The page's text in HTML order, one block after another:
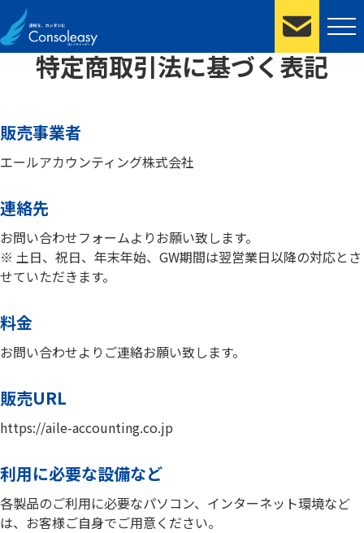
特定商取引法に基づく表記
販売事業者
エールアカウンティング株式会社
連絡先
お問い合わせフォームよりお願い致します。
※ 土日、祝日、年末年始、GW期間は翌営業日以降の対応とさ
せていただきます。
料金
お問い合わせよりご連絡お願い致します。
販売URL
https://aile-accounting.co.jp
利用に必要な設備など
各製品のご利用に必要なパソコン、インターネット環境など
は、お客様ご自身でご用意ください。